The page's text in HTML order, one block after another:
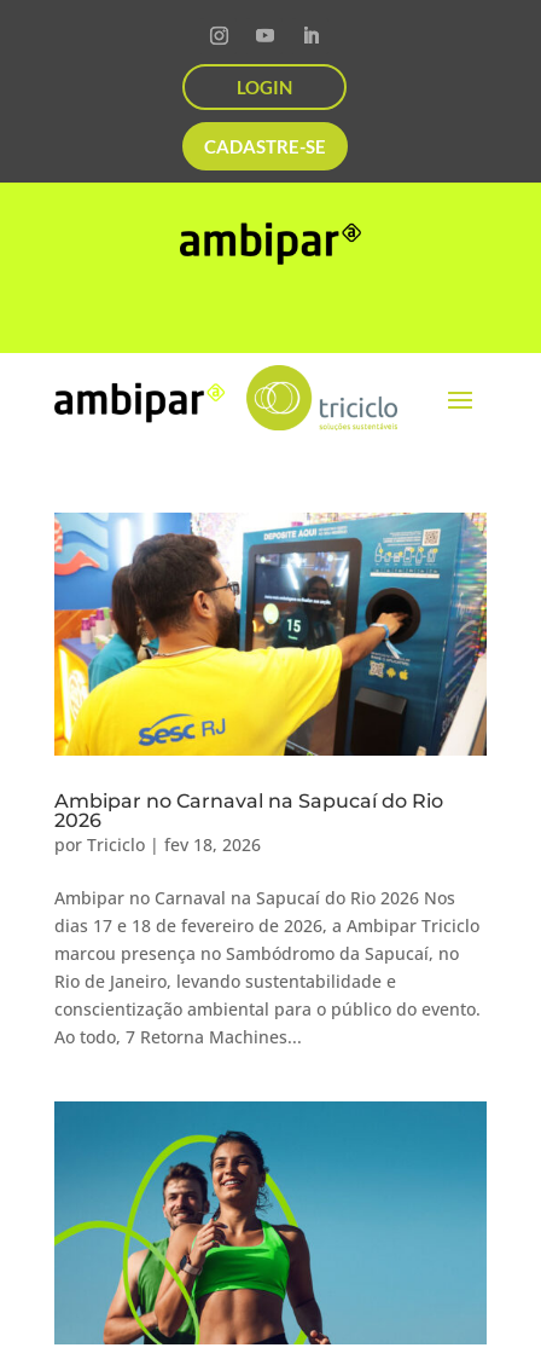
LOGIN
CADASTRE-SE
Ambipar no Carnaval na Sapucaí do Rio
2026
por Triciclo| fev 18, 2026
Ambipar no Carnaval na Sapucaí do Rio 2026 Nos
dias 17 e 18 de fevereiro de 2026, a Ambipar Triciclo
marcou presença no Sambódromo da Sapucaí, no
Rio de Janeiro, levando sustentabilidade e
conscientização ambiental para o público do evento.
Ao todo, 7 Retorna Machines...